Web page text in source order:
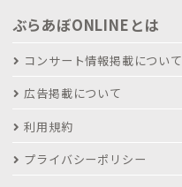
ぶらあぼONLINEとは
コンサート情報掲載について
広告掲載について
利用規約
プライバシーポリシー